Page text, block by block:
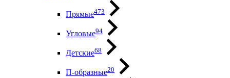
Прямые473
Угловые94
Детские68
П-образные20